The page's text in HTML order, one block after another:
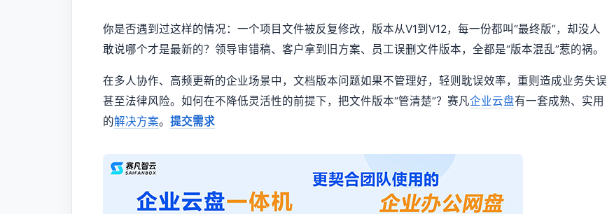
你是否遇到过这样的情况：一个项目文件被反复修改，版本从V1到V12，每一份都叫“最终版”，却没人
敢说哪个才是最新的？领导审错稿、客户拿到旧方案、员工误删文件版本，全都是“版本混乱”惹的祸。
在多人协作、高频更新的企业场景中，文档版本问题如果不管理好，轻则耽误效率，重则造成业务失误
甚至法律风险。如何在不降低灵活性的前提下，把文件版本“管清楚”？赛凡企业云盘有一套成熟、实用
的解决方案。 提交需求